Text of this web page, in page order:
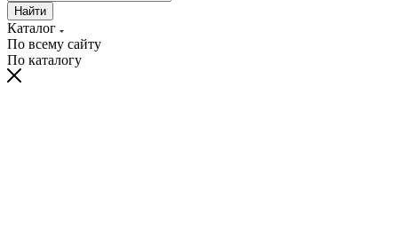
Найти
Каталог
По всему сайту
По каталогу